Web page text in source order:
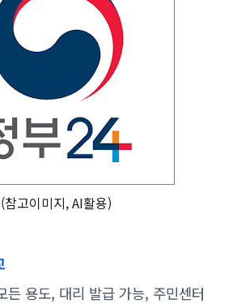
(참고이미지, AI활용)
든 용도, 대리 발급 가능, 주민센터